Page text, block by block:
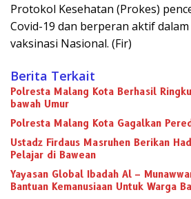
Protokol Kesehatan (Prokes)
Covid-19 dan berperan aktif
vaksinasi Nasional. (Fir)
Berita Terkait
Polresta Malang Kota Berhasil
bawah Umur
Polresta Malang Kota Gagalkan
Ustadz Firdaus Masruhen Berikan
Pelajar di Bawean
Yayasan Global Ibadah Al –
Bantuan Kemanusiaan Untuk Warga